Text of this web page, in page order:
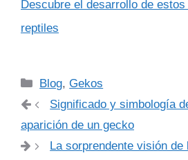
Descubre el desarrollo de
reptiles
Categorías
Blog,Gekos
Significado y simbología
aparición de un gecko
La sorprendente visión